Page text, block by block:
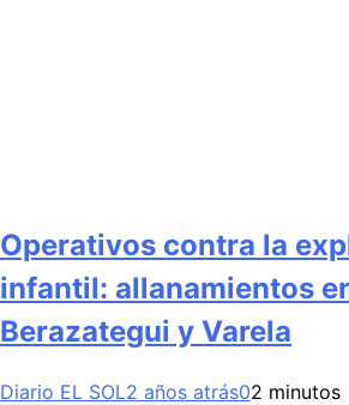
Operativos contra la
infantil: allanamientos
Berazategui y Varela
Diario EL SOL2 años atrás02 minutos